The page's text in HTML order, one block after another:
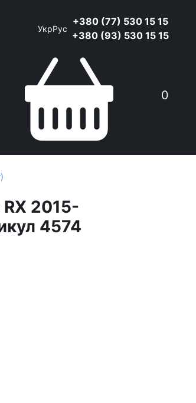
УкрРус
+380 (77) 530 15 15
+380 (93) 530 15 15
0
2015-
4574